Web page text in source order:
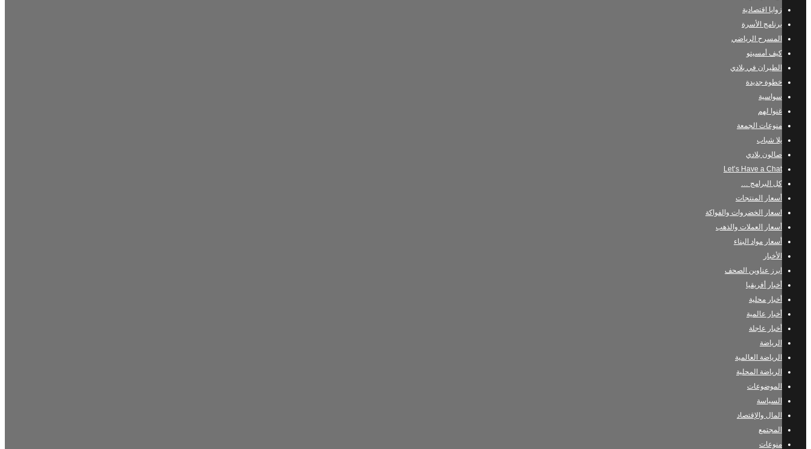
زوايا اقتصادية
برنامج الأسرة
المسرح الرياضي
كيف أمسيتو
الطيران في بلادي
خطوة جديدة
سواسية
غنوا لهم
منوعات الجمعة
يلا شباب
صالون بلادي
Let’s Have a Chat
كل البرامج …
أسعار المنتجات
اسعار الخضروات والفواكة
أسعار العملات والذهب
أسعار مواد البناء
الأخبار
ابرز عناوين الصحف
أخبار أفريقيا
أخبار محلية
أخبار عالمية
أخبار عاجلة
الرياضة
الرياضة العالمية
الرياضة المحلية
الموضوعات
السياسة
المال والإقتصاد
المجتمع
منوعات